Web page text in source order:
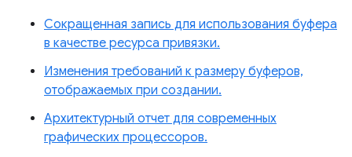
Сокращенная запись для использования буфера
в качестве ресурса привязки.
Изменения требований к размеру буферов,
отображаемых при создании.
Архитектурный отчет для современных
графических процессоров.